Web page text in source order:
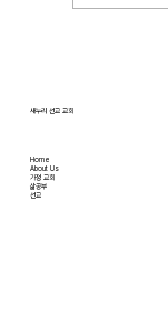
Home
About Us
​가정 교회
​삶공부
​선교
새누리 선교 교회